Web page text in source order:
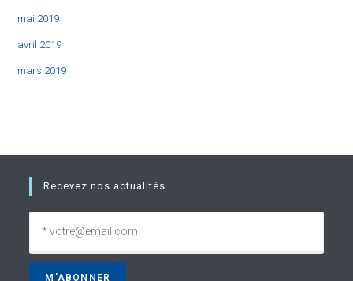
mai 2019
avril 2019
mars 2019
Recevez nos actualités